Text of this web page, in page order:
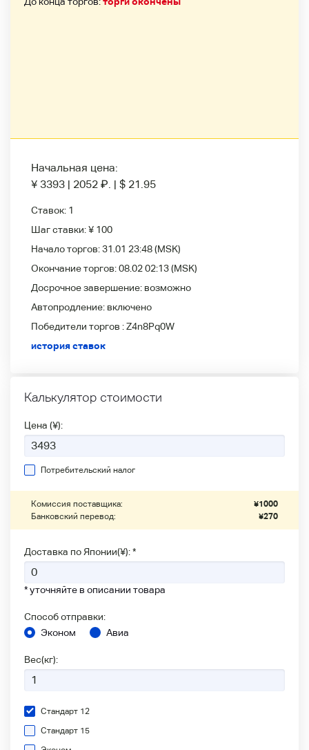
Начальная цена:
¥ 3393 | 2052 ₽ | $ 21.95
Ставок: 1
Шаг ставки:¥ 100
Начало торгов:31.01 23:48(MSK)
Окончание торгов:08.02 02:13(MSK)
Досрочное завершение: возможно
Автопродление: включено
Победители
торгов :Z4n8Pq0W
история ставок
Калькулятор стоимости
Цена (¥):
Потребительский налог
Комиссия поставщика: ¥1000
Банковский перевод:
¥270
Доставка по Японии(¥): *
* уточняйте в описании товара
Способ отправки:
Эконом
Авиа
Вес(кг):
Стандарт 12
Стандарт 15